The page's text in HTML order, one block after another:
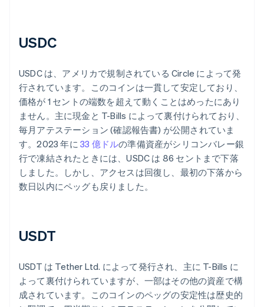
USDC
USDC は、アメリカで規制されている Circle によって発
行されています。このコインは一貫して安定しており、
価格が 1 セントの端数を超えて動くことはめったにあり
ません。主に現金と T-Bills によって裏付けられており、
毎月アテステーション (確認報告書) が公開されていま
す。2023 年に 33 億ドルの準備資産がシリコンバレー銀
行で凍結されたときには、USDC は 86 セントまで下落
しました。しかし、アクセスは回復し、最初の下落から
数日以内にペッグも戻りました。
USDT
USDT は Tether Ltd. によって発行され、主に T-Bills に
よって裏付けられていますが、一部はその他の資産で構
成されています。このコインのペッグの安定性は歴史的